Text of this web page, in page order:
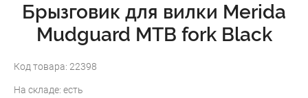
Брызговик для вилки Merida
Mudguard MTB fork Black
Код товара: 22398
На складе: есть